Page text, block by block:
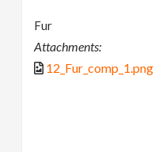
Fur
Attachments:
12_Fur_comp_1.png